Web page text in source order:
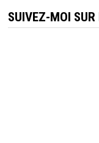
SUIVEZ-MOI SUR